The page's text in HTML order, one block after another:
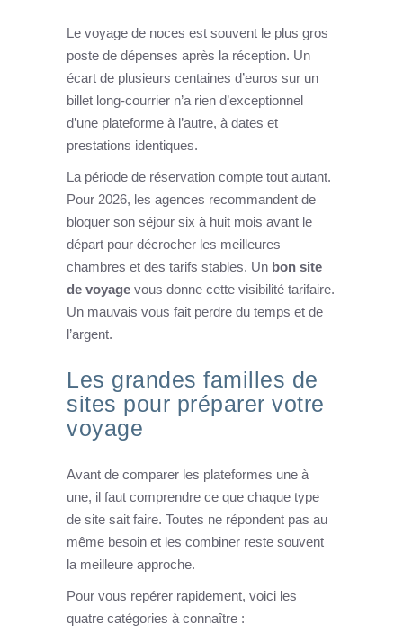
Le voyage de noces est souvent le plus gros
poste de dépenses après la réception. Un
écart de plusieurs centaines d’euros sur un
billet long-courrier n’a rien d’exceptionnel
d’une plateforme à l’autre, à dates et
prestations identiques.
La période de réservation compte tout autant.
Pour 2026, les agences recommandent de
bloquer son séjour six à huit mois avant le
départ pour décrocher les meilleures
chambres et des tarifs stables. Un bon site
de voyage vous donne cette visibilité tarifaire.
Un mauvais vous fait perdre du temps et de
l’argent.
Les grandes familles de
sites pour préparer votre
voyage
Avant de comparer les plateformes une à
une, il faut comprendre ce que chaque type
de site sait faire. Toutes ne répondent pas au
même besoin et les combiner reste souvent
la meilleure approche.
Pour vous repérer rapidement, voici les
quatre catégories à connaître :